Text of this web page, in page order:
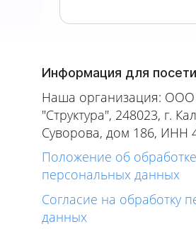
Информация для
Наша организация: ООО
"Структура", 248023, г.
Суворова, дом 186, ИНН
Положение об обработке
персональных данных
Согласие на обработку
данных